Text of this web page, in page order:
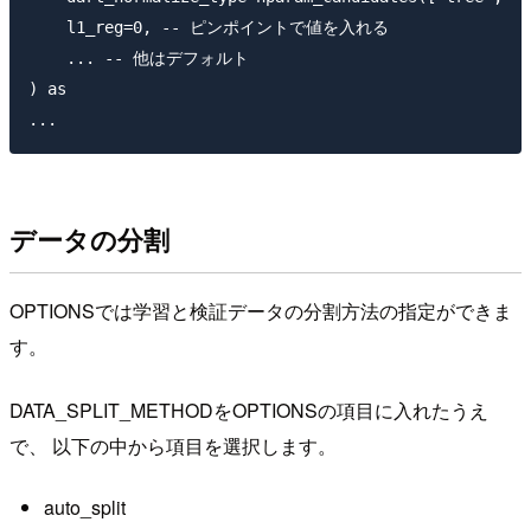
    l1_reg=0, -- ピンポイントで値を入れる
    ... -- 他はデフォルト
) as
データの分割
OPTIONSでは学習と検証データの分割方法の指定ができま
す。
DATA_SPLIT_METHODをOPTIONSの項目に入れたうえ
で、 以下の中から項目を選択します。
auto_split